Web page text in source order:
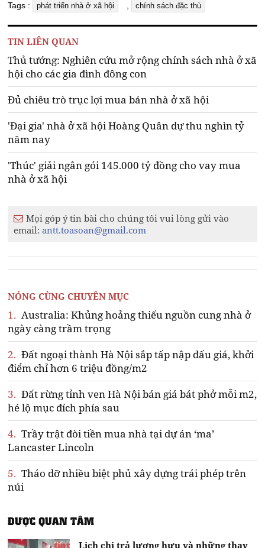
Tags : phát triển nhà ở xã hội chính sách đặc thù
TIN LIÊN QUAN
Thủ tướng: Nghiên cứu mở rộng chính sách nhà ở xã
hội cho các gia đình đông con
Đủ chiêu trò trục lợi mua bán nhà ở xã hội
'Đại gia' nhà ở xã hội Hoàng Quân dự thu nghìn tỷ
năm nay
'Thúc' giải ngân gói 145.000 tỷ đồng cho vay mua
nhà ở xã hội
Mọi góp ý tin bài cho chúng tôi vui lòng gửi vào
email:antt.toasoan@gmail.com
NÓNG CÙNG CHUYÊN MỤC
1. Australia: Khủng hoảng thiếu nguồn cung nhà ở
ngày càng trầm trọng
2. Đất ngoại thành Hà Nội sắp tấp nập đấu giá, khởi
điểm chỉ hơn 6 triệu đồng/m2
3. Đất rừng tỉnh ven Hà Nội bán giá bát phở mỗi m2,
hé lộ mục đích phía sau
4. Trầy trật đòi tiền mua nhà tại dự án ‘ma’
Lancaster Lincoln
5. Tháo dỡ nhiều biệt phủ xây dựng trái phép trên
núi
ĐƯỢC QUAN TÂM
Lịch chi trả lương hưu và những thay